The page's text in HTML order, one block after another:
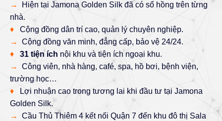
→
Hiện tại Jamona Golden Silk đã có sổ hồng trên từng
nhà.
♦ Cộng đồng dân trí cao, quản lý chuyên nghiệp.
→
Cộng đồng văn minh, đẳng cấp, bảo vệ 24/24.
♦
31 tiện ích nội khu và tiện ích ngoại khu.
→
Công viên, nhà hàng, café, spa, hồ bơi, bệnh viện,
trường học…
♦ Lợi nhuận cao trong tương lai khi đầu tư tại Jamona
Golden Silk.
→
Cầu Thủ Thiêm 4 kết nối Quận 7 đến khu đô thị Sala